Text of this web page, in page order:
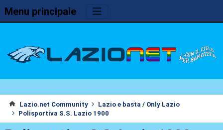
Menu principale
Lazio.net Community
Lazio e basta / Only Lazio
Polisportiva S.S. Lazio 1900